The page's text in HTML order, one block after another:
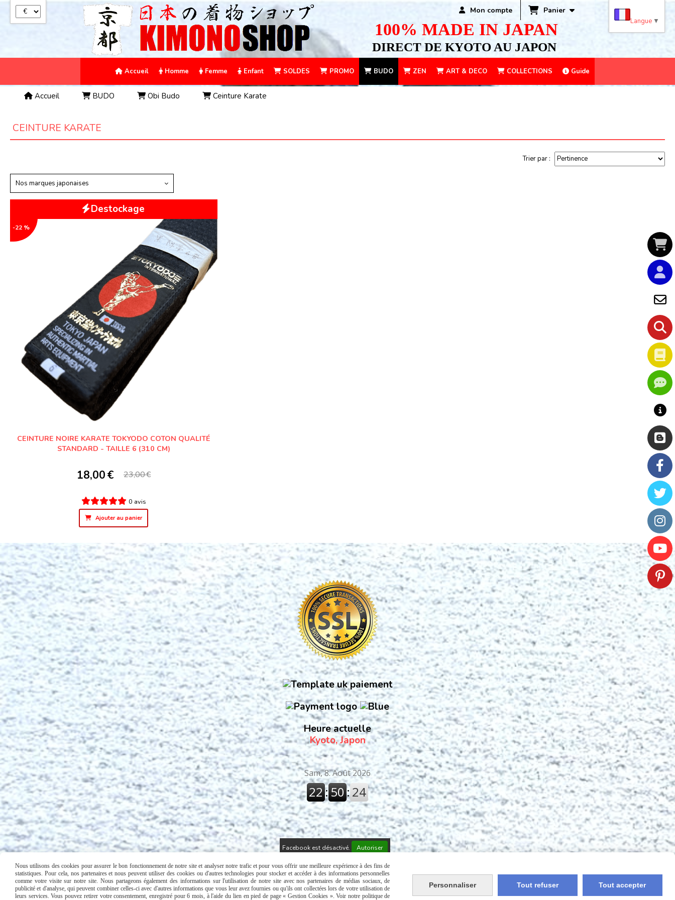
100% MADE IN JAPAN
DIRECT DE KYOTO AU JAPON
Mon compte Panier
Accueil Homme Femme Enfant SOLDES PROMO BUDO ZEN ART & DECO COLLECTIONS Guide
Accueil BUDO Obi Budo Ceinture Karate
CEINTURE KARATE
Trier par :
Nos marques japonaises
Destockage
-22 %
CEINTURE NOIRE KARATE TOKYODO COTON QUALITÉ
STANDARD - TAILLE 6 (310 CM)
18,00€ 23,00€
0 avis
Ajouter au panier
Heure actuelle
Kyoto, Japon
Facebook est désactivé. Autoriser
Mentions Légales Conditions générales de vente Politique de confidentialité Gestion cookies Mon Compte
Langue ▼
Panneau de gestion des cookies
Nous utilisons des cookies pour assurer le bon fonctionnement de notre site et analyser notre trafic et pour vous offrir une meilleure expérience à des fins de
statistiques. Pour cela, nos partenaires et nous peuvent utiliser des cookies ou d'autres technologies pour stocker et accéder à des informations personnelles
comme votre visite sur notre site. Nous partageons également des informations sur l'utilisation de notre site avec nos partenaires de médias sociaux, de
publicité et d'analyse, qui peuvent combiner celles-ci avec d'autres informations que vous leur avez fournies ou qu'ils ont collectées lors de votre utilisation de
leurs services. Vous pouvez retirer votre consentement, enregistré pour 6 mois, à l'aide du lien en pied de page « Gestion Cookies ». Voir notre politique de
Personnaliser Tout refuser Tout accepter